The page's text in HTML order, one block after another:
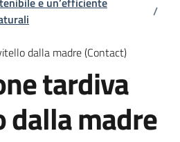
/
dalla madre (Contact)
tardiva
madre